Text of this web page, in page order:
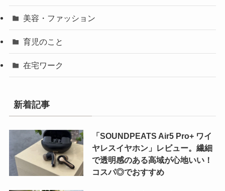
美容・ファッション
育児のこと
在宅ワーク
新着記事
「SOUNDPEATS Air5 Pro+ ワイ
ヤレスイヤホン」レビュー。繊細
で透明感のある高域が心地いい！
コスパ◎でおすすめ